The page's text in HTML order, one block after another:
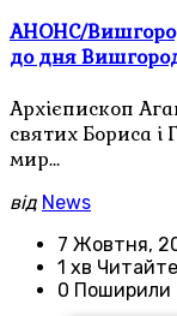
АНОНС/
до дня
Архієпископ
святих Бориса і
мир…
від News
7 Жовтня,
1 хв Читайте
0 Поширили